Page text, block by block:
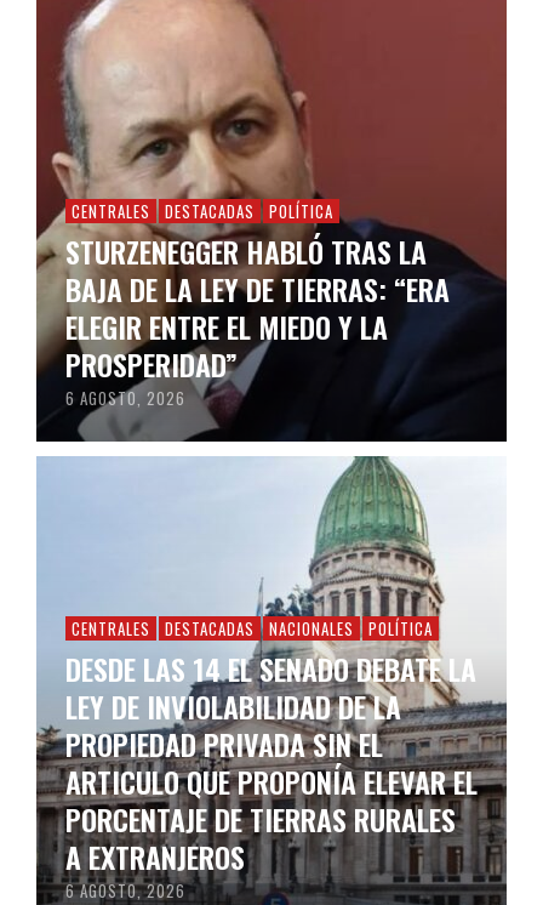
CENTRALES DESTACADAS POLÍTICA
STURZENEGGER HABLÓ TRAS LA
BAJA DE LA LEY DE TIERRAS: “ERA
ELEGIR ENTRE EL MIEDO Y LA
PROSPERIDAD”
6 AGOSTO, 2026
CENTRALES DESTACADAS NACIONALES POLÍTICA
DESDE LAS 14 EL SENADO DEBATE LA
LEY DE INVIOLABILIDAD DE LA
PROPIEDAD PRIVADA SIN EL
ARTICULO QUE PROPONÍA ELEVAR EL
PORCENTAJE DE TIERRAS RURALES
A EXTRANJEROS
6 AGOSTO, 2026